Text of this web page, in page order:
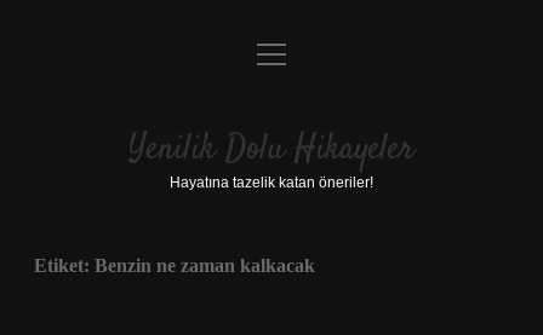
Anasayfa
Yasal Uyarı
menüyü
Yenilik Dolu Hikayeler
Hayatına tazelik katan öneriler!
Etiket: Benzin ne zaman kalkacak